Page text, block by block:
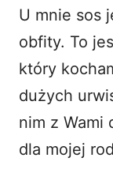
U mnie sos
obfity. To
który
dużych
nim z Wami
dla mojej